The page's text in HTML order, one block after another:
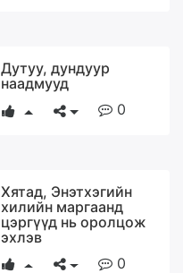
Дутуу, дундуур
наадмууд
0
Хятад, Энэтхэгийн
хилийн маргаанд
цэргүүд нь оролцож
эхлэв
0